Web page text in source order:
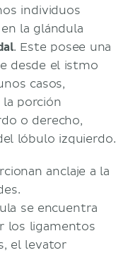
individuos
la glándula
. Este posee una
desde el istmo
casos,
porción
o derecho,
lóbulo izquierdo.
anclaje a la
se encuentra
los ligamentos
el levator